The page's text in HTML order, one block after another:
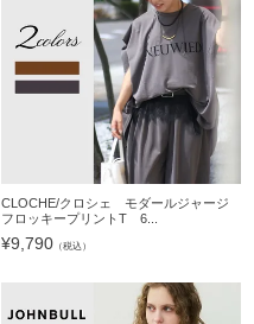
CLOCHE/クロシェ モダールジャージ
フロッキープリントT 6...
¥9,790 （税込）